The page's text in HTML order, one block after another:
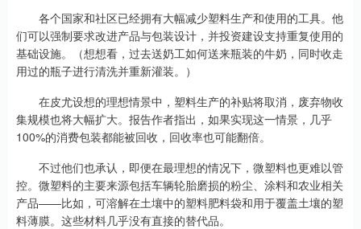
各个国家和社区已经拥有大幅减少塑料生产和使用的工具。他
们可以强制要求改进产品与包装设计，并投资建设支持重复使用的
基础设施。（想想看，过去送奶工如何送来瓶装的牛奶，同时收走
用过的瓶子进行清洗并重新灌装。）
在皮尤设想的理想情景中，塑料生产的补贴将取消，废弃物收
集规模也将大幅扩大。报告作者指出，如果实现这一情景，几乎
100%的消费包装都能被回收，回收率也可能翻倍。
不过他们也承认，即便在最理想的情况下，微塑料也更难以管
控。微塑料的主要来源包括车辆轮胎磨损的粉尘、涂料和农业相关
产品——比如，可溶解在土壤中的塑料肥料袋和用于覆盖土壤的塑
料薄膜。这些材料几乎没有直接的替代品。